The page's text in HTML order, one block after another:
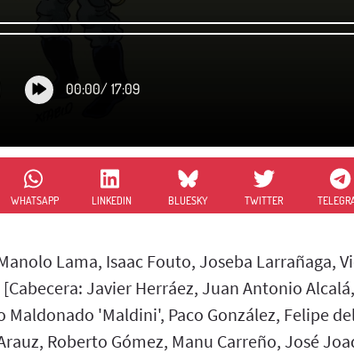
00:00/ 17:09
WHATSAPP LINKEDIN BLUESKY TWITTER
Lama, Isaac Fouto, Joseba Larrañaga,
Javier Herráez, Juan Antonio
'Maldini', Paco González, Felipe
Roberto Gómez, Manu Carreño, José